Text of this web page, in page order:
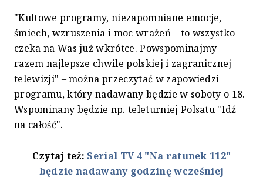
"Kultowe programy, niezapomniane emocje,
śmiech, wzruszenia i moc wrażeń – to wszystko
czeka na Was już wkrótce. Powspominajmy
razem najlepsze chwile polskiej i zagranicznej
telewizji" – można przeczytać w zapowiedzi
programu, który nadawany będzie w soboty o 18.
Wspominany będzie np. teleturniej Polsatu "Idź
na całość".
Czytaj też:Serial TV 4 "Na ratunek 112"
będzie nadawany godzinę wcześniej